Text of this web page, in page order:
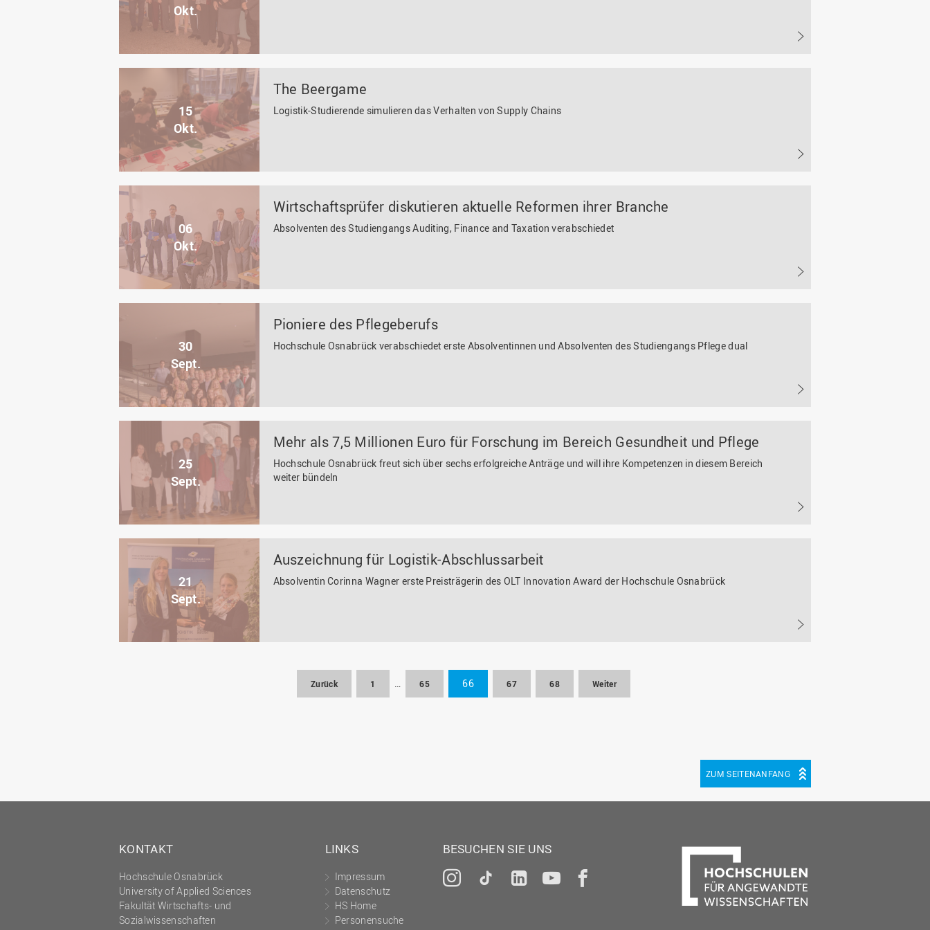
Okt.
15
Okt.
The Beergame
Logistik-Studierende simulieren das Verhalten von Supply Chains
06
Okt.
Wirtschaftsprüfer diskutieren aktuelle Reformen ihrer Branche
Absolventen des Studiengangs Auditing, Finance and Taxation verabschiedet
30
Sept.
Pioniere des Pflegeberufs
Hochschule Osnabrück verabschiedet erste Absolventinnen und Absolventen des Studiengangs Pflege dual
25
Sept.
Mehr als 7,5 Millionen Euro für Forschung im Bereich Gesundheit und Pflege
Hochschule Osnabrück freut sich über sechs erfolgreiche Anträge und will ihre Kompetenzen in diesem Bereich
weiter bündeln
21
Sept.
Auszeichnung für Logistik-Abschlussarbeit
Absolventin Corinna Wagner erste Preisträgerin des OLT Innovation Award der Hochschule Osnabrück
Zurück 1 … 65 66 67 68 Weiter
ZUM SEITENANFANG
KONTAKT
Hochschule Osnabrück
University of Applied Sciences
Fakultät Wirtschafts- und
Sozialwissenschaften
LINKS
Impressum
Datenschutz
HS Home
Personensuche
BESUCHEN SIE UNS
Instagram
TiktokLinkedInYouTube